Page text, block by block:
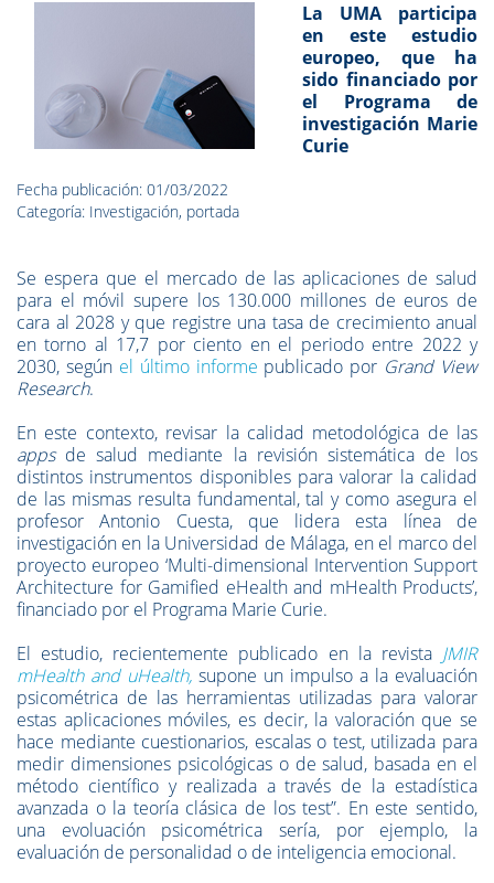
La UMA participa
en este estudio
europeo, que ha
sido financiado por
el Programa de
investigación Marie
Curie
Fecha publicación: 01/03/2022
Categoría: Investigación, portada
Se espera que el mercado de las aplicaciones de salud
para el móvil supere los 130.000 millones de euros de
cara al 2028 y que registre una tasa de crecimiento anual
en torno al 17,7 por ciento en el periodo entre 2022 y
2030, según el último informe publicado por Grand View
Research.
En este contexto, revisar la calidad metodológica de las
appsde salud mediante la revisión sistemática de los
distintos instrumentos disponibles para valorar la calidad
de las mismas resulta fundamental, tal y como asegura el
profesor Antonio Cuesta, que lidera esta línea de
investigación en la Universidad de Málaga, en el marco del
proyecto europeo ‘Multi-dimensional Intervention Support
Architecture for Gamified eHealth and mHealth Products’,
financiado por el Programa Marie Curie.
El estudio, recientemente publicado en la revista JMIR
mHealth and uHealth, supone un impulso a la evaluación
psicométrica de las herramientas utilizadas para valorar
estas aplicaciones móviles, es decir, la valoración que se
hace mediante cuestionarios, escalas o test, utilizada para
medir dimensiones psicológicas o de salud, basada en el
método científico y realizada a través de la estadística
avanzada o la teoría clásica de los test”. En este sentido,
una evoluación psicométrica sería, por ejemplo, la
evaluación de personalidad o de inteligencia emocional.